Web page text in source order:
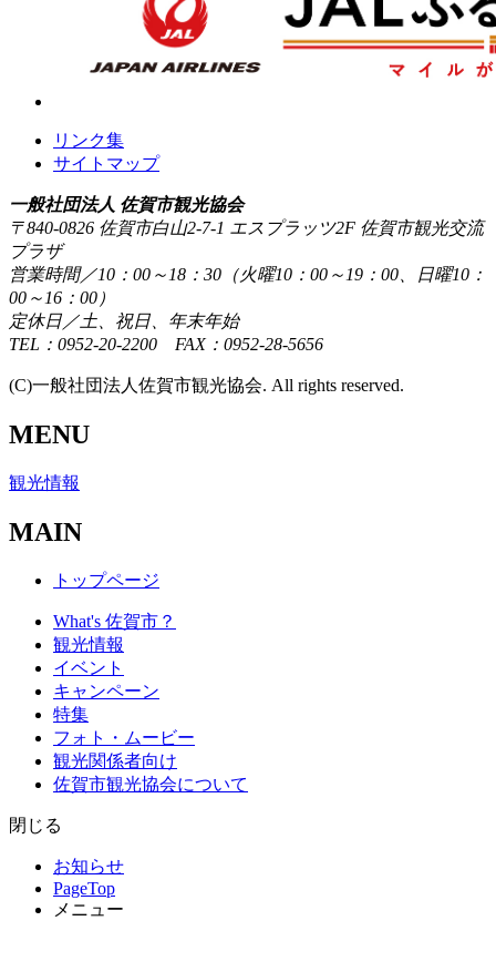
リンク集
サイトマップ
一般社団法人 佐賀市観光協会
〒840-0826 佐賀市白山2-7-1 エスプラッツ2F 佐賀市観光交流
プラザ
営業時間／10：00～18：30（火曜10：00～19：00、日曜10：
00～16：00）
定休日／土、祝日、年末年始
TEL：0952-20-2200 FAX：0952-28-5656
(C)一般社団法人佐賀市観光協会. All rights reserved.
MENU
観光情報
MAIN
トップページ
What's 佐賀市？
観光情報
イベント
キャンペーン
特集
フォト・ムービー
観光関係者向け
佐賀市観光協会について
閉じる
お知らせ
PageTop
メニュー